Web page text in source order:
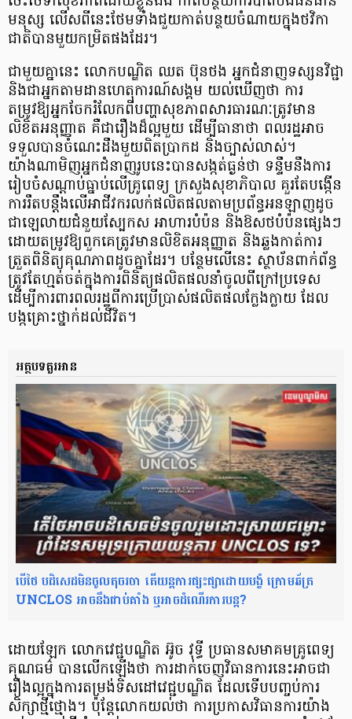
មនុស្ស លើសពីនេះថែមទាំងជួយកាត់បន្ថយចំណាយក្នុងថវិកា
ជាតិបានមួយកម្រិតផងដែរ។
ជាមួយគ្នានេះ លោកបណ្ឌិត ឈត ប៊ុនថង អ្នកជំនាញទស្សនវិជ្ជា
និងជាអ្នកតាមដានហេតុការណ៍សង្គម យល់ឃើញថា ការ
តម្រូវឱ្យអ្នកចែករំលែកពីបញ្ហាសុខភាពសារធារណៈត្រូវមាន
លិខិតអនុញ្ញាត គឺជារឿងដ៏ល្អមួយ ដើម្បីធានាថា ពលរដ្ឋអាច
ទទួលបានចំណេះដឹងមួយពិតប្រាកដ និងច្បាស់លាស់។
យ៉ាងណាមិញអ្នកជំនាញរូបនេះបានសង្កត់ធ្ងន់ថា ទន្ទឹមនឹងការ
រៀបចំសណ្តាប់ធ្នាប់លើគ្រូពេទ្យ ក្រសួងសុខាភិបាល គួរតែបង្កើន
ការរឹតបន្តឹងលើអាជីវករលក់ផលិតផលតាមប្រព័ន្ធអនឡាញដូច
ជាឡេលាយជំនួយស្បែកស អាហារបំប៉ន និងឱសថបំប៉នផ្សេងៗ
ដោយតម្រូវឱ្យពួកគេត្រូវមានលិខិតអនុញ្ញាត និងឆ្លងកាត់ការ
ត្រួតពិនិត្យគុណភាពដូចគ្នាដែរ។ បន្ថែមលើនេះ ស្ថាប័នពាក់ព័ន្ធ
ត្រូវតែហ្មត់ចត់ក្នុងការពិនិត្យផលិតផលនាំចូលពីក្រៅប្រទេស
ដើម្បីការពារពលរដ្ឋពីការប្រើប្រាស់ផលិតផលក្លែងក្លាយ ដែល
បង្កគ្រោះថ្នាក់ដល់ជីវិត។
អត្ថបទគួរអាន
បើថៃ បដិសេដមិនចូលតុចរចា តើយន្តការផ្សះផ្សាដោយបង្ខំ ក្រោមឆ័ត្រ
UNCLOS អាចនឹងជាប់គាំង ឬអាចដំណើរការបន្ត?
ដោយឡែក លោកវេជ្ជបណ្ឌិត អ៊ូច វុទ្ធី ប្រធានសមាគមគ្រូពេទ្យ
គុណធម៌ បានលើកឡើងថា ការដាក់ចេញវិធានការនេះអាចជា
រឿងល្អក្នុងការតម្រង់ទិសដៅវេជ្ជបណ្ឌិត ដែលទើបបញ្ចប់ការ
សិក្សាថ្មីថ្មោង។ ប៉ុន្តែលោកយល់ថា ការប្រកាសវិធានការយ៉ាង